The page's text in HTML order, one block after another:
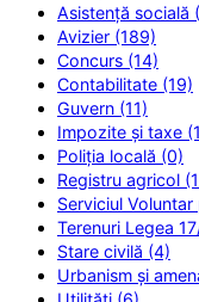
Asistență socială
Avizier (189)
Concurs (14)
Contabilitate (19)
Guvern (11)
Impozite și taxe
Poliția locală (0)
Registru agricol
Serviciul
Terenuri Legea
Stare civilă (4)
Urbanism și